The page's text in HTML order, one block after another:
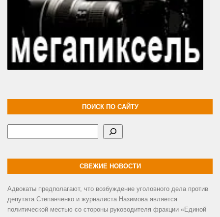
ПОИСК ПО САЙТУ
СВЕЖИЕ НОВОСТИ
Адвокаты предполагают, что возбуждение уголовного дела против
депутата Степанченко и журналиста Назимова является
политической местью со стороны руководителя фракции «Единой